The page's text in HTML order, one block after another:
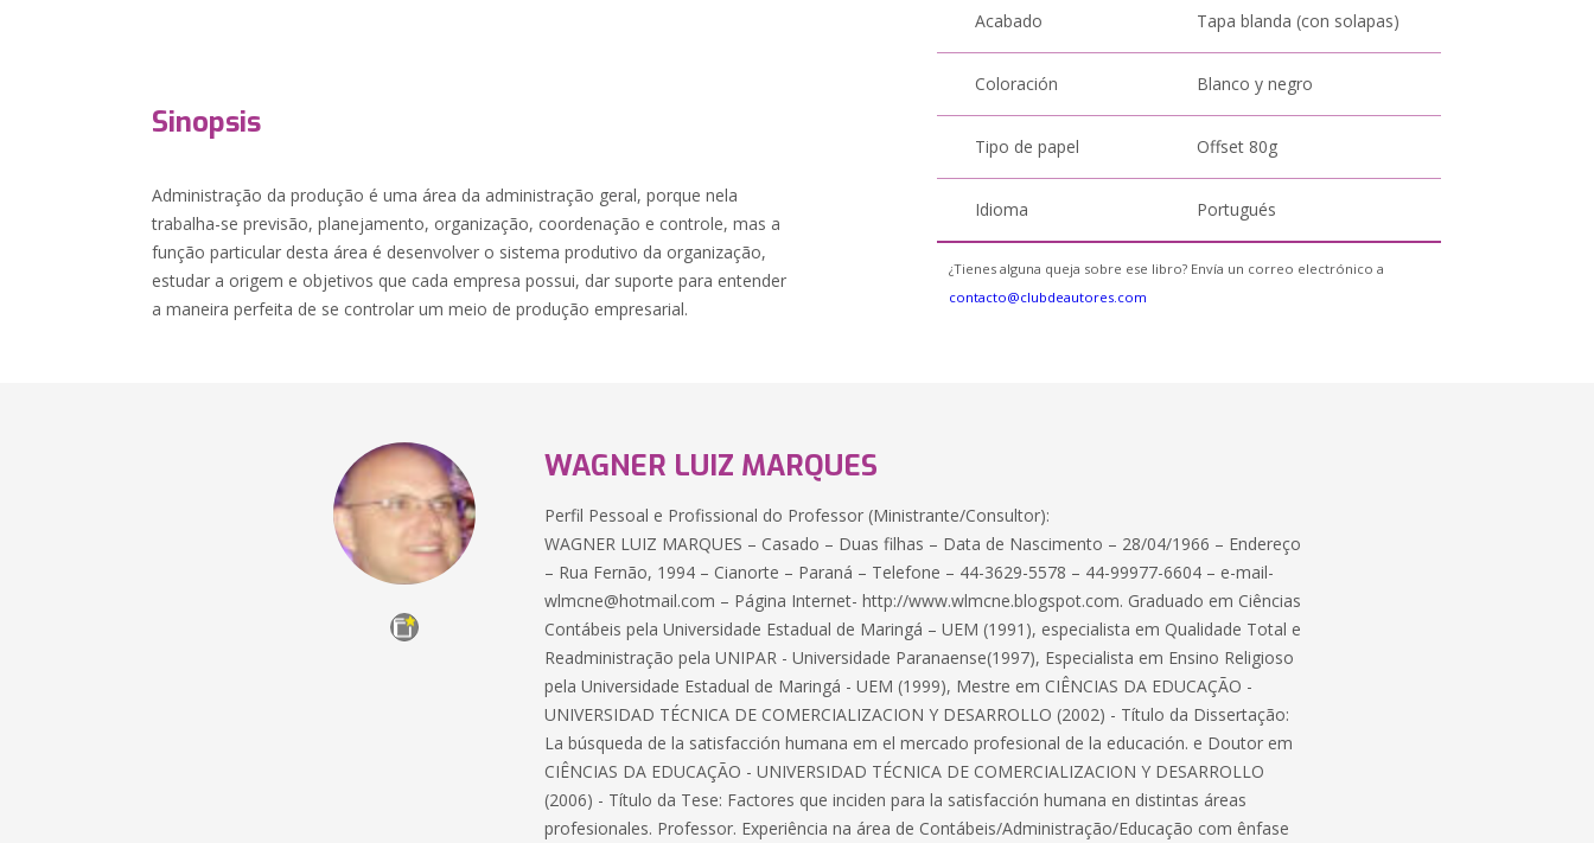
Sinopsis
Administração da produção é uma área da administração geral, porque nela
trabalha-se previsão, planejamento, organização, coordenação e controle, mas a
função particular desta área é desenvolver o sistema produtivo da organização,
estudar a origem e objetivos que cada empresa possui, dar suporte para entender
a maneira perfeita de se controlar um meio de produção empresarial.
Acabado Tapa blanda (con solapas)
Coloración Blanco y negro
Tipo de papel Offset 80g
Idioma Portugués
¿Tienes alguna queja sobre ese libro? Envía un correo electrónico a
contacto@clubdeautores.com
WAGNER LUIZ MARQUES
Perfil Pessoal e Profissional do Professor (Ministrante/Consultor):
WAGNER LUIZ MARQUES – Casado – Duas filhas – Data de Nascimento – 28/04/1966 – Endereço
– Rua Fernão, 1994 – Cianorte – Paraná – Telefone – 44-3629-5578 – 44-99977-6604 – e-mail-
wlmcne@hotmail.com – Página Internet- http://www.wlmcne.blogspot.com. Graduado em Ciências
Contábeis pela Universidade Estadual de Maringá – UEM (1991), especialista em Qualidade Total e
Readministração pela UNIPAR - Universidade Paranaense(1997), Especialista em Ensino Religioso
pela Universidade Estadual de Maringá - UEM (1999), Mestre em CIÊNCIAS DA EDUCAÇÃO -
UNIVERSIDAD TÉCNICA DE COMERCIALIZACION Y DESARROLLO (2002) - Título da Dissertação:
La búsqueda de la satisfacción humana em el mercado profesional de la educación. e Doutor em
CIÊNCIAS DA EDUCAÇÃO - UNIVERSIDAD TÉCNICA DE COMERCIALIZACION Y DESARROLLO
(2006) - Título da Tese: Factores que inciden para la satisfacción humana en distintas áreas
profesionales. Professor. Experiência na área de Contábeis/Administração/Educação com ênfase